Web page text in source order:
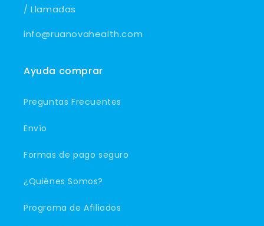
/ Llamadas
info@ruanovahealth.com
Ayuda comprar
Preguntas Frecuentes
Envío
Formas de pago seguro
¿Quiénes Somos?
Programa de Afiliados